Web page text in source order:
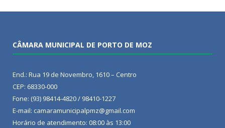
CÂMARA MUNICIPAL DE PORTO DE MOZ
End.: Rua 19 de Novembro, 1610 – Centro
CEP: 68330-000
Fone: (93) 98414-4820 / 98410-1227
E-mail: camaramunicipalpmz@gmail.com
Horário de atendimento: 08:00 às 13:00